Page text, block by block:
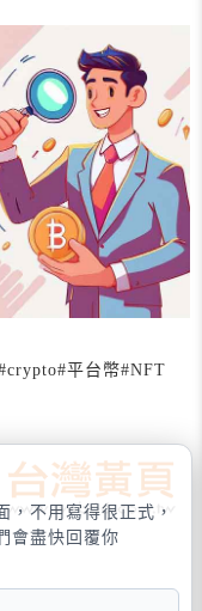
#平台幣#NFT
，不用寫得很正式，
會盡快回覆你